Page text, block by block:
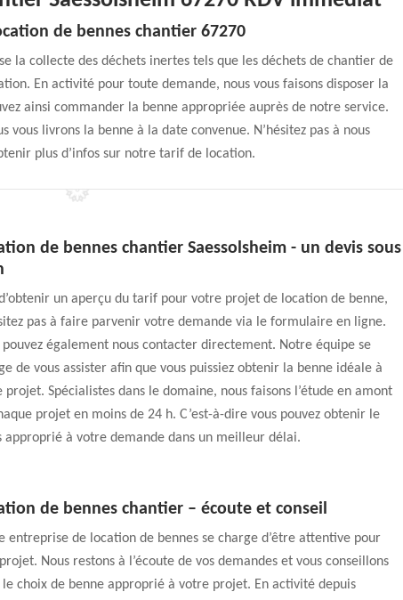
de bennes chantier 67270
la collecte des déchets inertes tels que les déchets de chantier de
En activité pour toute demande, nous vous faisons disposer la
ainsi commander la benne appropriée auprès de notre service.
vous livrons la benne à la date convenue. N’hésitez pas à nous
plus d’infos sur notre tarif de location.
de bennes chantier Saessolsheim - un devis sous
un aperçu du tarif pour votre projet de location de benne,
pas à faire parvenir votre demande via le formulaire en ligne.
pouvez également nous contacter directement. Notre équipe se
de vous assister afin que vous puissiez obtenir la benne idéale à
projet. Spécialistes dans le domaine, nous faisons l’étude en amont
projet en moins de 24 h. C’est-à-dire vous pouvez obtenir le
approprié à votre demande dans un meilleur délai.
de bennes chantier – écoute et conseil
entreprise de location de bennes se charge d’être attentive pour
Nous restons à l’écoute de vos demandes et vous conseillons
le choix de benne approprié à votre projet. En activité depuis